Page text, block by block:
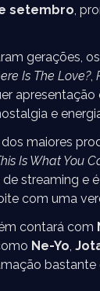
setembro,
gerações,
Is The Love?,
e
maiores
Is What You
streaming e
com uma
contará com
Ne-Yo,